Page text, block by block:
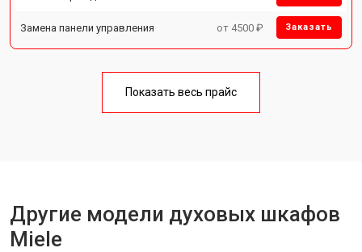
Замена панели управления от 4500 ₽ Заказать
Показать весь прайс
Другие модели духовых шкафов
Miele